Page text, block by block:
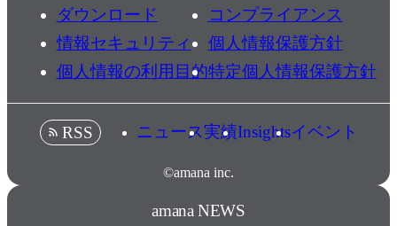
ダウンロード
コンプライアンス
情報セキュリティ
個人情報保護方針
個人情報の利用目的特定個人情報保護方針
©amana inc.
RSS ニュース実績Insightsイベント
amana NEWS